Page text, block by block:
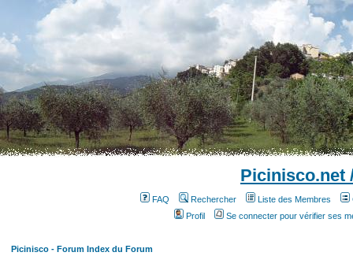
Picinisco.net
FAQ Rechercher Liste des Membres
Profil
Se connecter pour vérifier ses
Picinisco - Forum Index du Forum